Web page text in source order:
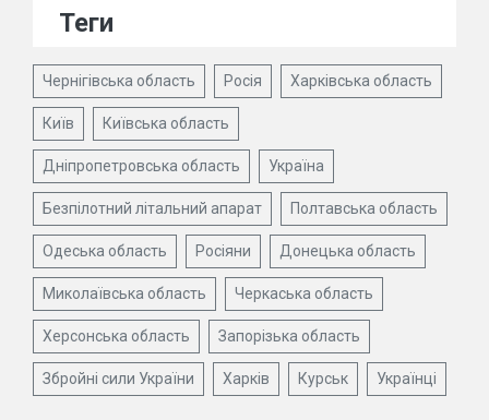
Теги
Чернігівська область Росія Харківська область
Київ Київська область
Дніпропетровська область Україна
Безпілотний літальний апарат Полтавська область
Одеська область Росіяни Донецька область
Миколаївська область Черкаська область
Херсонська область Запорізька область
Збройні сили України Харків Курськ Українці